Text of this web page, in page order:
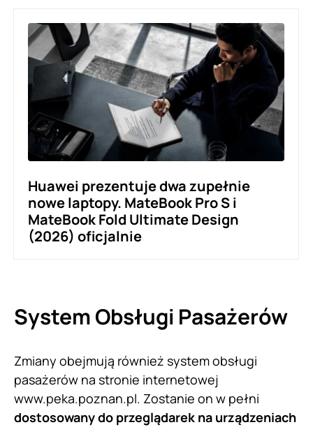
Huawei prezentuje dwa zupełnie
nowe laptopy. MateBook Pro S i
MateBook Fold Ultimate Design
(2026) oficjalnie
System Obsługi Pasażerów
Zmiany obejmują również system obsługi
pasażerów na stronie internetowej
www.peka.poznan.pl. Zostanie on w pełni
dostosowany do przeglądarek na urządzeniach